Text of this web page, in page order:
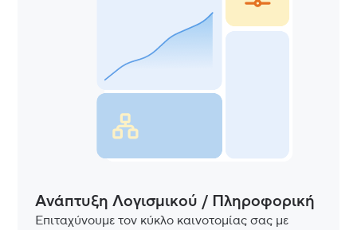
Ανάπτυξη Λογισμικού / Πληροφορική
Επιταχύνουμε τον κύκλο καινοτομίας σας με